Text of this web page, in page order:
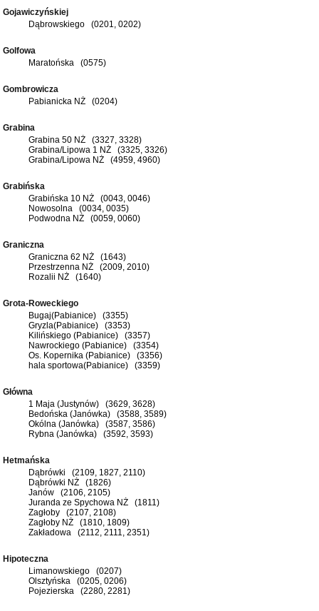
Gojawiczyńskiej
Dąbrowskiego (0201, 0202)
Golfowa
Maratońska (0575)
Gombrowicza
Pabianicka NŻ (0204)
Grabina
Grabina 50 NŻ (3327, 3328)
Grabina/Lipowa 1 NŻ (3325, 3326)
Grabina/Lipowa NŻ (4959, 4960)
Grabińska
Grabińska 10 NŻ (0043, 0046)
Nowosolna (0034, 0035)
Podwodna NŻ (0059, 0060)
Graniczna
Graniczna 62 NŻ (1643)
Przestrzenna NŻ (2009, 2010)
Rozalii NŻ (1640)
Grota-Roweckiego
Bugaj(Pabianice) (3355)
Gryzla(Pabianice) (3353)
Kilińskiego (Pabianice) (3357)
Nawrockiego (Pabianice) (3354)
Os. Kopernika (Pabianice) (3356)
hala sportowa(Pabianice) (3359)
Główna
1 Maja (Justynów) (3629, 3628)
Bedońska (Janówka) (3588, 3589)
Okólna (Janówka) (3587, 3586)
Rybna (Janówka) (3592, 3593)
Hetmańska
Dąbrówki (2109, 1827, 2110)
Dąbrówki NŻ (1826)
Janów (2106, 2105)
Juranda ze Spychowa NŻ (1811)
Zagłoby (2107, 2108)
Zagłoby NŻ (1810, 1809)
Zakładowa (2112, 2111, 2351)
Hipoteczna
Limanowskiego (0207)
Olsztyńska (0205, 0206)
Pojezierska (2280, 2281)